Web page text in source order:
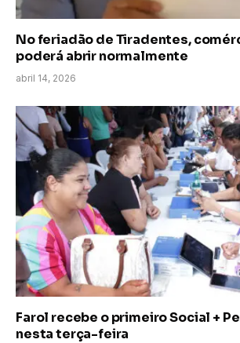
No feriadão de Tiradentes,
poderá abrir normalmente
abril 14, 2026
Farol recebe o primeiro Social +
nesta terça-feira